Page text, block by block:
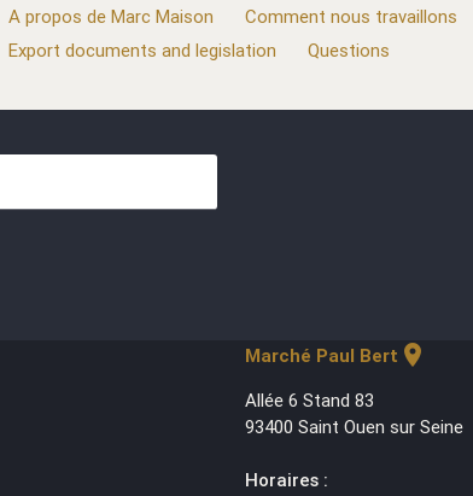
A propos de Marc Maison Comment nous travaillons
Export documents and legislation
Questions
Marché Paul Bert location_on
Allée 6 Stand 83
93400 Saint Ouen sur Seine
Horaires :